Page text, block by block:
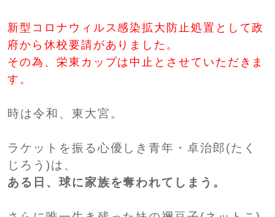
高校問い合わせ
新型コロナウィルス感染拡大防止処置として政
府から休校要請がありました。
その為、栄東カップは中止とさせていただきま
す。
時は令和、東大宮。
ラケットを振る心優しき青年・卓治郎(たく
じろう)は、
ある日、球に家族を奪われてしまう。